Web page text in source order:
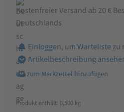
Kostenfreier Versand ab 20 €
Deutschlands
Einloggen, um Warteliste zu
Artikelbeschreibung
Produkt enthält: 0,500 kg